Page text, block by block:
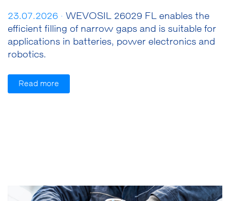
23.07.2026 · WEVOSIL 26029 FL enables the
efficient filling of narrow gaps and is suitable for
applications in batteries, power electronics and
robotics.
Read more